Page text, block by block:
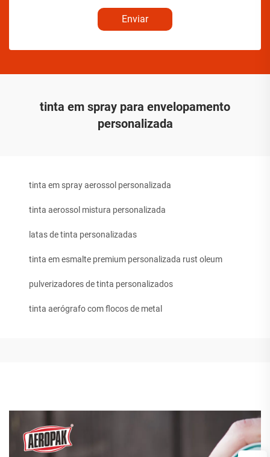
Enviar
tinta em spray para envelopamento
personalizada
tinta em spray aerossol personalizada
tinta aerossol mistura personalizada
latas de tinta personalizadas
tinta em esmalte premium personalizada rust oleum
pulverizadores de tinta personalizados
tinta aerógrafo com flocos de metal